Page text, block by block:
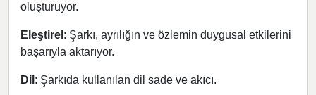
oluşturuyor.
Eleştirel : Şarkı, ayrılığın ve özlemin duygusal etkilerini
başarıyla aktarıyor.
Dil : Şarkıda kullanılan dil sade ve akıcı.